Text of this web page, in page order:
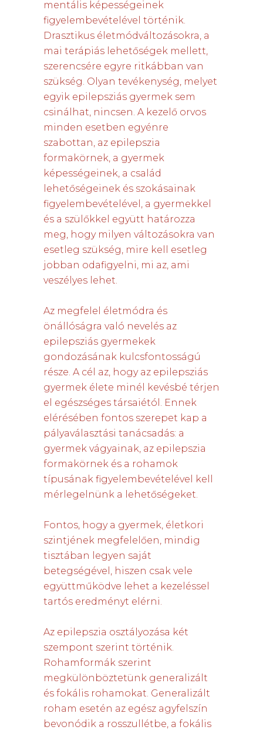
mentális képességeinek
figyelembevételével történik.
Drasztikus életmódváltozásokra, a
mai terápiás lehetőségek mellett,
szerencsére egyre ritkábban van
szükség. Olyan tevékenység, melyet
egyik epilepsziás gyermek sem
csinálhat, nincsen. A kezelő orvos
minden esetben egyénre
szabottan, az epilepszia
formakörnek, a gyermek
képességeinek, a család
lehetőségeinek és szokásainak
figyelembevételével, a gyermekkel
és a szülőkkel együtt határozza
meg, hogy milyen változásokra van
esetleg szükség, mire kell esetleg
jobban odafigyelni, mi az, ami
veszélyes lehet.
Az megfelel életmódra és
önállóságra való nevelés az
epilepsziás gyermekek
gondozásának kulcsfontosságú
része. A cél az, hogy az epilepsziás
gyermek élete minél kevésbé térjen
el egészséges társaiétól. Ennek
elérésében fontos szerepet kap a
pályaválasztási tanácsadás: a
gyermek vágyainak, az epilepszia
formakörnek és a rohamok
típusának figyelembevételével kell
mérlegelnünk a lehetőségeket.
Fontos, hogy a gyermek, életkori
szintjének megfelelően, mindig
tisztában legyen saját
betegségével, hiszen csak vele
együttműködve lehet a kezeléssel
tartós eredményt elérni.
Az epilepszia osztályozása két
szempont szerint történik.
Rohamformák szerint
megkülönböztetünk generalizált
és fokális rohamokat. Generalizált
roham esetén az egész agyfelszín
bevonódik a rosszullétbe, a fokális